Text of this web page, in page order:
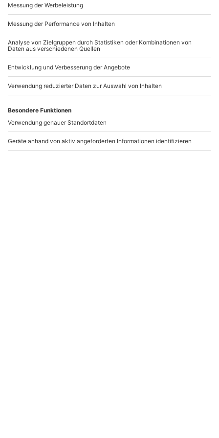
Tier Fotoshooting
Duisburg
1-6 Personen
72,90 €
Tier Fotoshooting
Stuttgart (Königsbau Passagen)
1-6 Personen
72,90 €